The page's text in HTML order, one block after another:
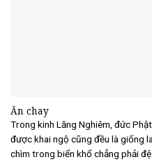
Ăn chay
Trong kinh Lăng Nghiêm, đức
được khai ngộ cũng đều là giống
chìm trong biển khổ chẳng phải